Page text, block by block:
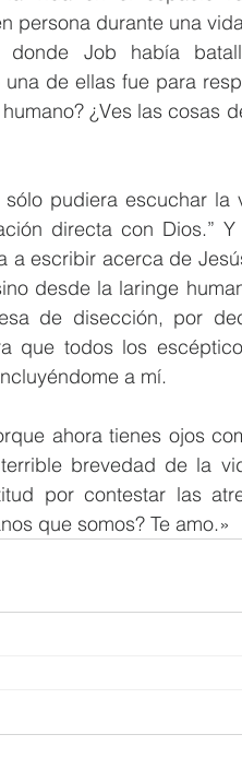
persona durante una
donde Job había
de ellas fue para
¿Ves las cosas
sólo pudiera escuchar
directa con Dios.”
a escribir acerca de
desde la laringe
de disección, por
que todos los
a mí.
ahora tienes ojos
brevedad de la
por contestar las
que somos? Te amo.»